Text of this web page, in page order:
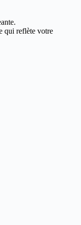
qui reflète votre